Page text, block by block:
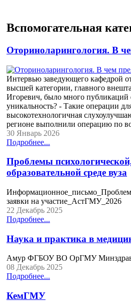
Вспомогательная
Оториноларингология. В
Интервью заведующего кафедрой
высшей категории, главного
Игоревич, было много публикаций
уникальность? - Такие операции
высокотехнологичная
регионе выполнили операцию по
30 Январь 2026
Подробнее...
Проблемы
образовательной среде вуза
заявки на участие_АстГМУ_2026
22 Декабрь 2025
Подробнее...
Наука и практика в
Амур ФГБОУ ВО ОрГМУ
08 Декабрь 2025
Подробнее...
КемГМУ